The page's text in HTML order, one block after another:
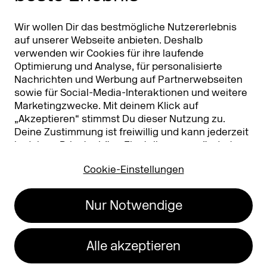
Wir wollen Dir das bestmögliche Nutzererlebnis
auf unserer Webseite anbieten. Deshalb
verwenden wir Cookies für ihre laufende
Optimierung und Analyse, für personalisierte
Nachrichten und Werbung auf Partnerwebseiten
sowie für Social-Media-Interaktionen und weitere
Marketingzwecke. Mit deinem Klick auf
„Akzeptieren“ stimmst Du dieser Nutzung zu.
Deine Zustimmung ist freiwillig und kann jederzeit
in deinen Privatsphäre-Einstellungen
geändert
Nutzung findest Du in unserer
Cookie-Einstellungen
Nur Notwendige
Alle akzeptieren
Partner & Sponsoren DMEXCO Asia
Koelnmesse GmbH
T. +49 221 821 2020
Datenschutz
Erklärung zur
Barrierefreiheit